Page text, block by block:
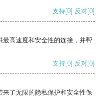
支持[0] 反对[0]
高速度和安全性的连接，并帮
支持[0] 反对[0]
了无限的隐私保护和安全性保